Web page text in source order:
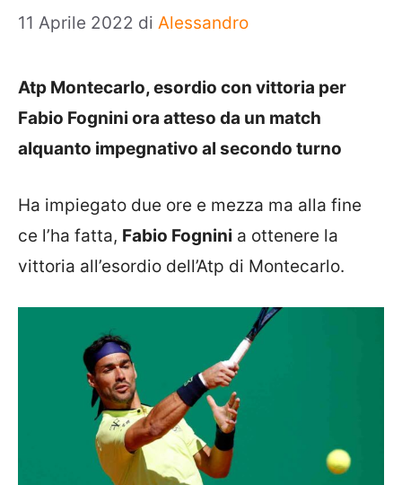
11 Aprile 2022 di Alessandro
Atp Montecarlo, esordio con vittoria per
Fabio Fognini ora atteso da un match
alquanto impegnativo al secondo turno
Ha impiegato due ore e mezza ma alla fine
ce l’ha fatta, Fabio Fognini a ottenere la
vittoria all’esordio dell’Atp di Montecarlo.